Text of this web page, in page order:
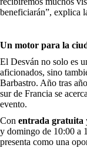
beneficiarán”, explica
Un motor para la
El Desván no solo es
aficionados, sino
Barbastro. Año tras
sur de Francia se
evento.
Con entrada gratuita
y domingo de 10:00 a
presenta como una